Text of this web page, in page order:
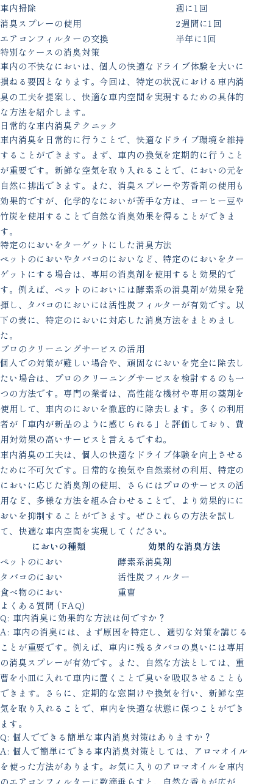
車内掃除
週に1回
消臭スプレーの使用
2週間に1回
エアコンフィルターの交換
半年に1回
特別なケースの消臭対策
車内の不快なにおいは、個人の快適なドライブ体験を大いに
損ねる要因となります。今回は、特定の状況における車内消
臭の工夫を提案し、快適な車内空間を実現するための具体的
な方法を紹介します。
日常的な車内消臭テクニック
車内消臭を日常的に行うことで、快適なドライブ環境を維持
することができます。まず、車内の換気を定期的に行うこと
が重要です。新鮮な空気を取り入れることで、においの元を
自然に排出できます。また、消臭スプレーや芳香剤の使用も
効果的ですが、化学的なにおいが苦手な方は、コーヒー豆や
竹炭を使用することで自然な消臭効果を得ることができま
す。
特定のにおいをターゲットにした消臭方法
ペットのにおいやタバコのにおいなど、特定のにおいをター
ゲットにする場合は、専用の消臭剤を使用すると効果的で
す。例えば、ペットのにおいには酵素系の消臭剤が効果を発
揮し、タバコのにおいには活性炭フィルターが有効です。以
下の表に、特定のにおいに対応した消臭方法をまとめまし
た。
プロのクリーニングサービスの活用
個人での対策が難しい場合や、頑固なにおいを完全に除去し
たい場合は、プロのクリーニングサービスを検討するのも一
つの方法です。専門の業者は、高性能な機材や専用の薬剤を
使用して、車内のにおいを徹底的に除去します。多くの利用
者が「車内が新品のように感じられる」と評価しており、費
用対効果の高いサービスと言えるですね。
車内消臭の工夫は、個人の快適なドライブ体験を向上させる
ために不可欠です。日常的な換気や自然素材の利用、特定の
においに応じた消臭剤の使用、さらにはプロのサービスの活
用など、多様な方法を組み合わせることで、より効果的にに
おいを抑制することができます。ぜひこれらの方法を試し
て、快適な車内空間を実現してください。
においの種類
効果的な消臭方法
ペットのにおい
酵素系消臭剤
タバコのにおい
活性炭フィルター
食べ物のにおい
重曹
よくある質問 (FAQ)
Q: 車内消臭に効果的な方法は何ですか？
A: 車内の消臭には、まず原因を特定し、適切な対策を講じる
ことが重要です。例えば、車内に残るタバコの臭いには専用
の消臭スプレーが有効です。また、自然な方法としては、重
曹を小皿に入れて車内に置くことで臭いを吸収させることも
できます。さらに、定期的な窓開けや換気を行い、新鮮な空
気を取り入れることで、車内を快適な状態に保つことができ
ます。
Q: 個人でできる簡単な車内消臭対策はありますか？
A: 個人で簡単にできる車内消臭対策としては、アロマオイル
を使った方法があります。お気に入りのアロマオイルを車内
のエアコンフィルターに数滴垂らすと、自然な香りが広が